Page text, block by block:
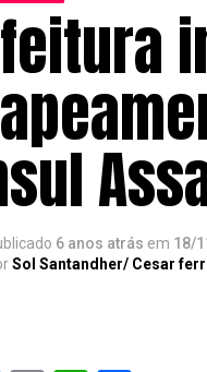
6 anos atrás em 18/
Sol Santandher/ Cesar